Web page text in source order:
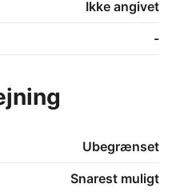
Ikke angivet
-
Ubegrænset
Snarest muligt